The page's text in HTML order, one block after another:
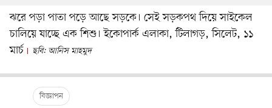
ঝরে পড়া পাতা পড়ে আছে সড়কে। সেই সড়কপথ দিয়ে সাইকেল
চালিয়ে যাচ্ছে এক শিশু। ইকোপার্ক এলাকা, টিলাগড়, সিলেট, ১১
মার্চ
ছবি: আনিস মাহমুদ